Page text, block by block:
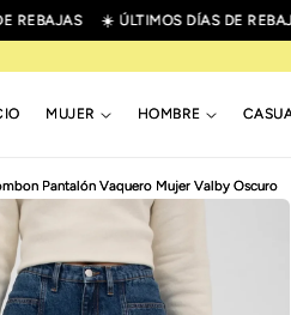
☀️ ÚLTIMOS DÍAS DE
MUJER HOMBRE
Pantalón Vaquero Mujer Valby Oscuro